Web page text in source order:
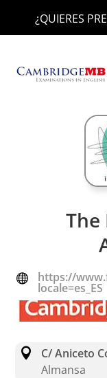
¿QUIERES
The
 https://
locale=es_ES

C/ Aniceto
Almansa